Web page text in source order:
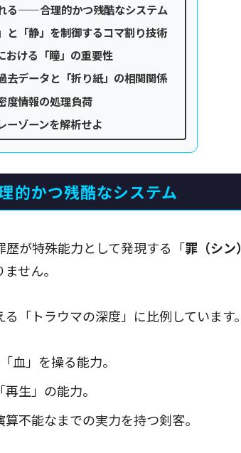
る——合理的かつ残酷なシステム
と「静」を制御するコマ割り技術
おける「瞳」の重要性
データと「折り紙」の相関関係
度情報の処理負荷
ーゾーンを解析せよ
的かつ残酷なシステム
が特殊能力として発現する「罪（シン）
せん。
「トラウマの深度」に比例しています。
血」を操る能力。
生」の能力。
不能なまでの実力を持つ剣客。